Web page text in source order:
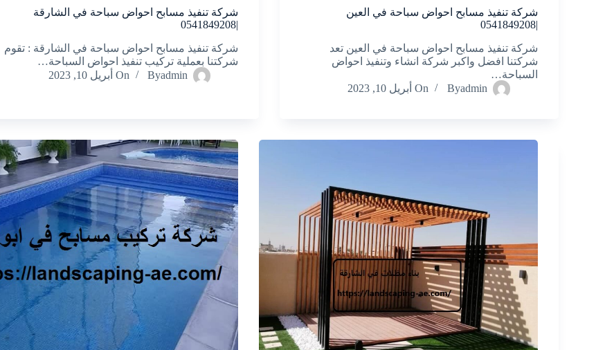
شركة تنفيذ مسابح احواض سباحة في العين
|0541849208
شركة تنفيذ مسابح احواض سباحة في العين تعد
شركتنا افضل واكبر شركة انشاء وتنفيذ احواض
السباحة…
Byadmin
On أبريل 10, 2023
شركة تنفيذ مسابح احواض سباحة في الشارقة
|0541849208
شركة تنفيذ مسابح احواض سباحة في الشارقة : تقوم
شركتنا بعملية تركيب تنفيذ احواض السباحة…
Byadmin
On أبريل 10, 2023